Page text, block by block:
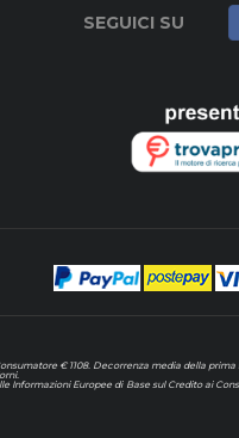
SEGUICI SU
€ 1108. Decorrenza media della
Europee di Base sul Credito ai